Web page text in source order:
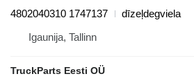
4802040310 1747137
dīzeļdegviela
Igaunija, Tallinn
TruckParts Eesti OÜ